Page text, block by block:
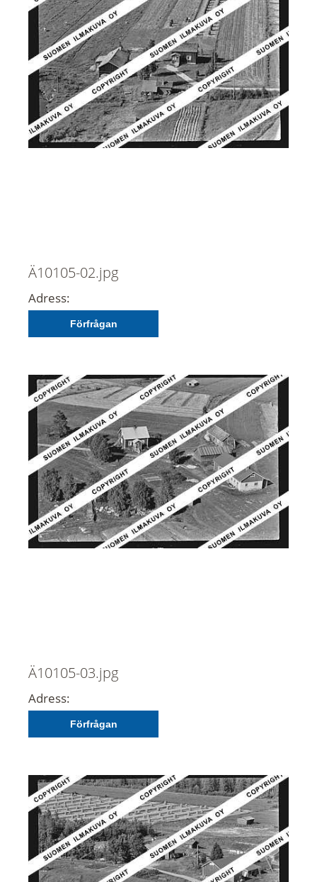
Ä10105-02.jpg
Adress:
Förfrågan
Ä10105-03.jpg
Adress:
Förfrågan